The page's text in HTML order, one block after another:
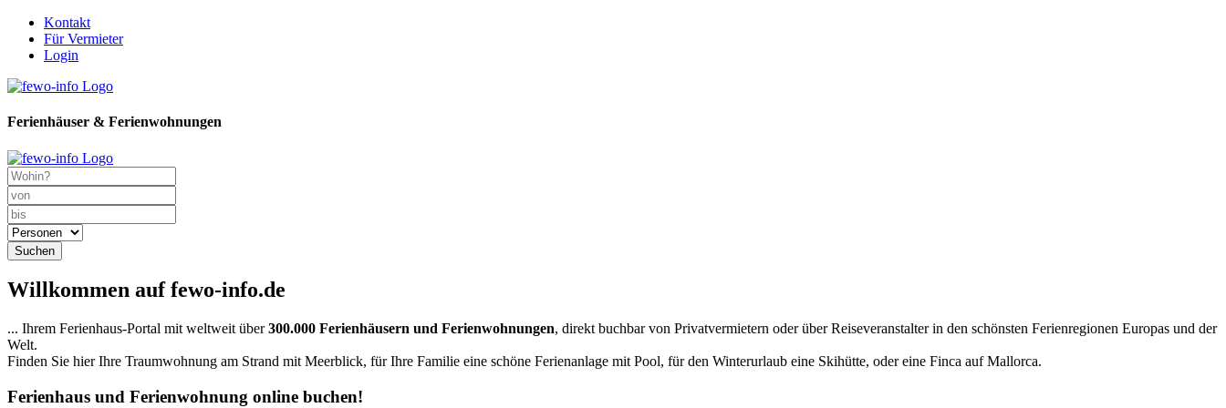
Kontakt
Für Vermieter
Login
Ferienhäuser & Ferienwohnungen
Suchen
Willkommen auf fewo-info.de
... Ihrem Ferienhaus-Portal mit weltweit über300.000 Ferienhäusern und Ferienwohnungen, direkt buchbar von Privatvermietern oder über Reiseveranstalter in den schönsten Ferienregionen Europas und der
Welt.
Finden Sie hier Ihre Traumwohnung am Strand mit Meerblick, für Ihre Familie eine schöne Ferienanlage mit Pool, für den Winterurlaub eine Skihütte, oder eine Finca auf Mallorca.
Ferienhaus und Ferienwohnung online buchen!